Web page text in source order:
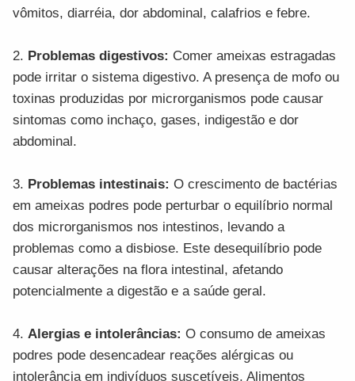
vômitos, diarréia, dor abdominal, calafrios e febre.
2. Problemas digestivos: Comer ameixas estragadas
pode irritar o sistema digestivo. A presença de mofo ou
toxinas produzidas por microrganismos pode causar
sintomas como inchaço, gases, indigestão e dor
abdominal.
3. Problemas intestinais: O crescimento de bactérias
em ameixas podres pode perturbar o equilíbrio normal
dos microrganismos nos intestinos, levando a
problemas como a disbiose. Este desequilíbrio pode
causar alterações na flora intestinal, afetando
potencialmente a digestão e a saúde geral.
4. Alergias e intolerâncias: O consumo de ameixas
podres pode desencadear reações alérgicas ou
intolerância em indivíduos suscetíveis. Alimentos